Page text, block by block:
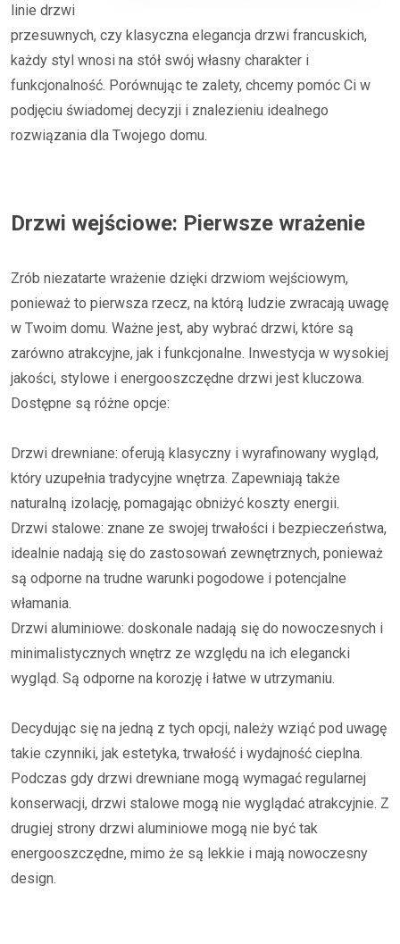
linie drzwi
przesuwnych, czy klasyczna elegancja drzwi francuskich,
każdy styl wnosi na stół swój własny charakter i
funkcjonalność. Porównując te zalety, chcemy pomóc Ci w
podjęciu świadomej decyzji i znalezieniu idealnego
rozwiązania dla Twojego domu.
Drzwi wejściowe: Pierwsze wrażenie
Zrób niezatarte wrażenie dzięki drzwiom wejściowym,
ponieważ to pierwsza rzecz, na którą ludzie zwracają uwagę
w Twoim domu. Ważne jest, aby wybrać drzwi, które są
zarówno atrakcyjne, jak i funkcjonalne. Inwestycja w wysokiej
jakości, stylowe i energooszczędne drzwi jest kluczowa.
Dostępne są różne opcje:
Drzwi drewniane: oferują klasyczny i wyrafinowany wygląd,
który uzupełnia tradycyjne wnętrza. Zapewniają także
naturalną izolację, pomagając obniżyć koszty energii.
Drzwi stalowe: znane ze swojej trwałości i bezpieczeństwa,
idealnie nadają się do zastosowań zewnętrznych, ponieważ
są odporne na trudne warunki pogodowe i potencjalne
włamania.
Drzwi aluminiowe: doskonale nadają się do nowoczesnych i
minimalistycznych wnętrz ze względu na ich elegancki
wygląd. Są odporne na korozję i łatwe w utrzymaniu.
Decydując się na jedną z tych opcji, należy wziąć pod uwagę
takie czynniki, jak estetyka, trwałość i wydajność cieplna.
Podczas gdy drzwi drewniane mogą wymagać regularnej
konserwacji, drzwi stalowe mogą nie wyglądać atrakcyjnie. Z
drugiej strony drzwi aluminiowe mogą nie być tak
energooszczędne, mimo że są lekkie i mają nowoczesny
design.